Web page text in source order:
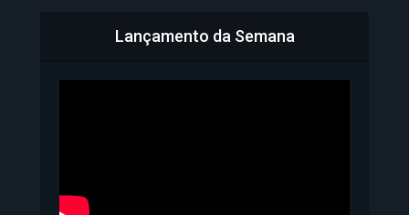
Bahia inicia emissão da
Lançamento da Semana